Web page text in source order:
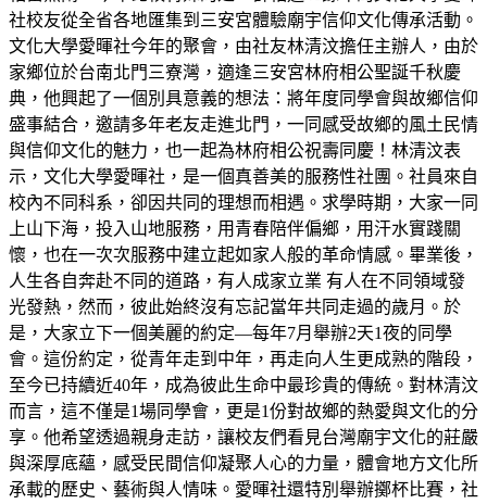
社校友從全省各地匯集到三安宮體驗廟宇信仰文化傳承活動。
文化大學愛暉社今年的聚會，由社友林清汶擔任主辦人，由於
家鄉位於台南北門三寮灣，適逢三安宮林府相公聖誕千秋慶
典，他興起了一個別具意義的想法：將年度同學會與故鄉信仰
盛事結合，邀請多年老友走進北門，一同感受故鄉的風土民情
與信仰文化的魅力，也一起為林府相公祝壽同慶！林清汶表
示，文化大學愛暉社，是一個真善美的服務性社團。社員來自
校內不同科系，卻因共同的理想而相遇。求學時期，大家一同
上山下海，投入山地服務，用青春陪伴偏鄉，用汗水實踐關
懷，也在一次次服務中建立起如家人般的革命情感。畢業後，
人生各自奔赴不同的道路，有人成家立業 有人在不同領域發
光發熱，然而，彼此始終沒有忘記當年共同走過的歲月。於
是，大家立下一個美麗的約定—每年7月舉辦2天1夜的同學
會。這份約定，從青年走到中年，再走向人生更成熟的階段，
至今已持續近40年，成為彼此生命中最珍貴的傳統。對林清汶
而言，這不僅是1場同學會，更是1份對故鄉的熱愛與文化的分
享。他希望透過親身走訪，讓校友們看見台灣廟宇文化的莊嚴
與深厚底蘊，感受民間信仰凝聚人心的力量，體會地方文化所
承載的歷史、藝術與人情味。愛暉社還特別舉辦擲杯比賽，社